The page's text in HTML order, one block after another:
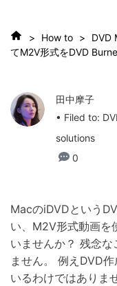
> How to > DVD
てM2V形式をDVD
田中摩子
• Filed to:
solutions
0
MacのiDVDという
い、M2V形式動画を
いませんか？ 残念
ません。 例えDVD
いるわけではありま